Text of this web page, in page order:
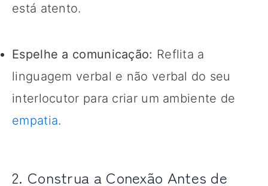
está atento.
Espelhe a comunicação: Reflita a
linguagem verbal e não verbal do seu
interlocutor para criar um ambiente de
empatia.
2. Construa a Conexão Antes de